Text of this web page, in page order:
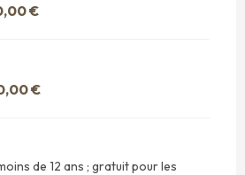
€
€
de 12 ans ; gratuit pour les